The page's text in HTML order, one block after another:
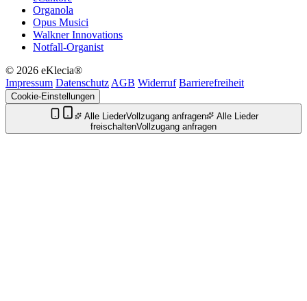
Organola
Opus Musici
Walkner Innovations
Notfall-Organist
© 2026 eKlecia®
Impressum Datenschutz AGB Widerruf Barrierefreiheit
Cookie-Einstellungen
Alle LiederVollzugang anfragen
Alle Lieder
freischaltenVollzugang anfragen